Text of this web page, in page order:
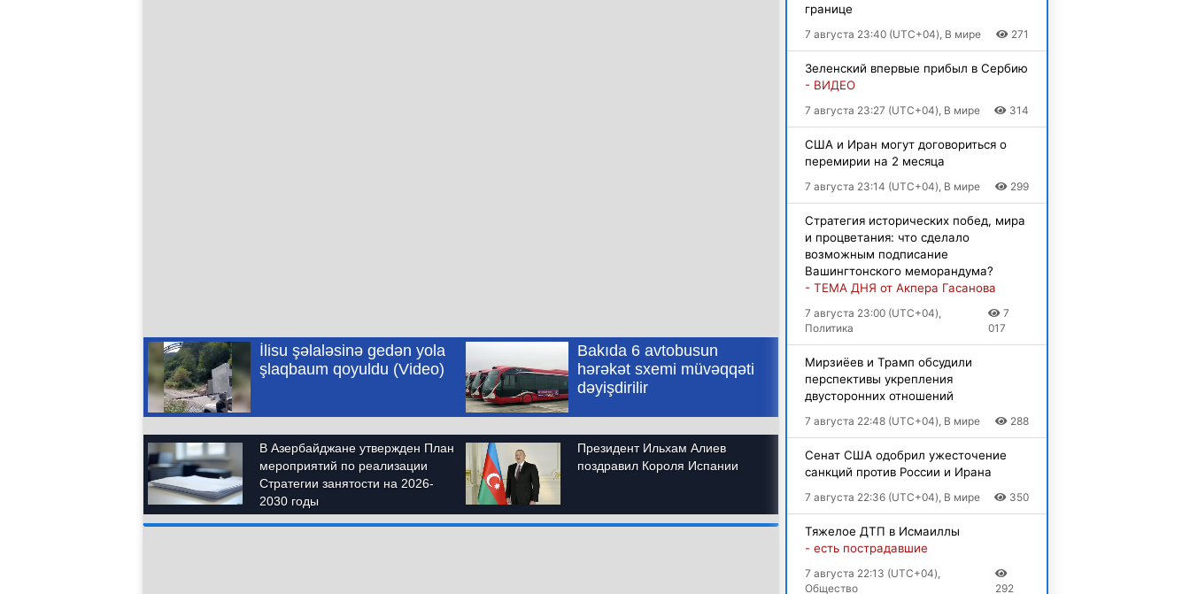
границе
7 августа 23:40 (UTC+04), В мире 271
Зеленский впервые прибыл в Сербию
- ВИДЕО
7 августа 23:27 (UTC+04), В мире 314
США и Иран могут договориться о
перемирии на 2 месяца
7 августа 23:14 (UTC+04), В мире 299
Стратегия исторических побед, мира
и процветания: что сделало
возможным подписание
Вашингтонского меморандума?
- ТЕМА ДНЯ от Акпера Гасанова
7 августа 23:00 (UTC+04),
Политика
7
017
Мирзиёев и Трамп обсудили
перспективы укрепления
двусторонних отношений
7 августа 22:48 (UTC+04), В мире 288
Сенат США одобрил ужесточение
санкций против России и Ирана
7 августа 22:36 (UTC+04), В мире 350
Тяжелое ДТП в Исмаиллы
- есть пострадавшие
7 августа 22:13 (UTC+04),
Общество
292